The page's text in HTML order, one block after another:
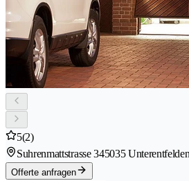
5(2)
Suhrenmattstrasse 345035 Unterentfelden
Offerte anfragen